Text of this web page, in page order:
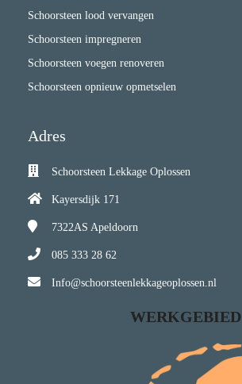
Schoorsteen lood vervangen
Schoorsteen impregneren
Schoorsteen voegen renoveren
Schoorsteen opnieuw opmetselen
Adres
Schoorsteen Lekkage Oplossen
Kayersdijk 171
7322AS Apeldoorn
085 333 28 62
Info@schoorsteenlekkageoplossen.nl
WERKGEBIED